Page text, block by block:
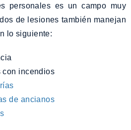
personales es un campo muy
de lesiones también manejan
lo siguiente:
con incendios
de ancianos